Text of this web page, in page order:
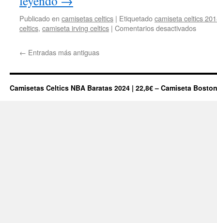
Publicado en camisetas celtics | Etiquetadocamiseta celtics
celtics, camiseta irving celtics | Comentarios desactivadosen
Los
Boston
← Entradas más antiguas
Camisetas Celtics NBA Baratas 2024 | 22,8€ – Camiseta